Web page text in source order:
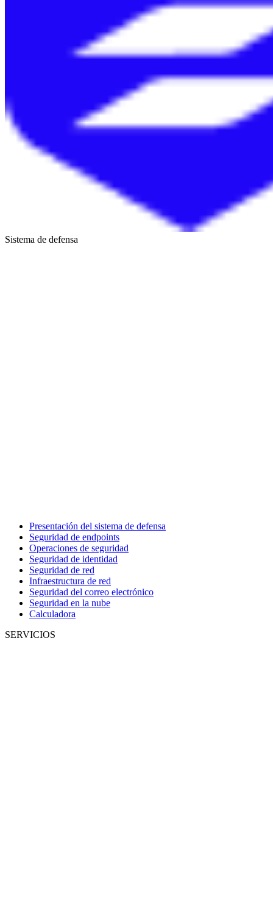
Sistema de defensa
Presentación del sistema de defensa
Seguridad de endpoints
Operaciones de seguridad
Seguridad de identidad
Seguridad de red
Infraestructura de red
Seguridad del correo electrónico
Seguridad en la nube
Calculadora
SERVICIOS